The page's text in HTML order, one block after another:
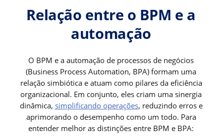
Relação entre o BPM e a
automação
O BPM e a automação de processos de negócios
(Business Process Automation, BPA) formam uma
relação simbiótica e atuam como pilares da eficiência
organizacional. Em conjunto, eles criam uma sinergia
dinâmica, simplificando operações, reduzindo erros e
aprimorando o desempenho como um todo. Para
entender melhor as distinções entre BPM e BPA: